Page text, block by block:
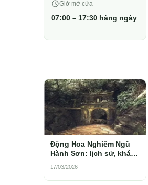
Giờ mở cửa
07:00 – 17:30 hàng ngày
Động Hoa Nghiêm Ngũ
Hành Sơn: lịch sử, khám
17/03/2026